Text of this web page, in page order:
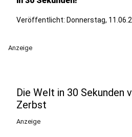
Veröffentlicht: Donnerstag,
Anzeige
Die Welt in 30 Sekunden
Zerbst
Anzeige